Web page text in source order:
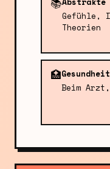
Gefühle,
Theorien
🏥
Beim